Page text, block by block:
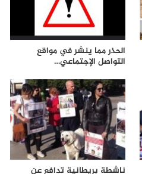
الحذر مما ينشر في مواقع
التواصل الإجتماعي…